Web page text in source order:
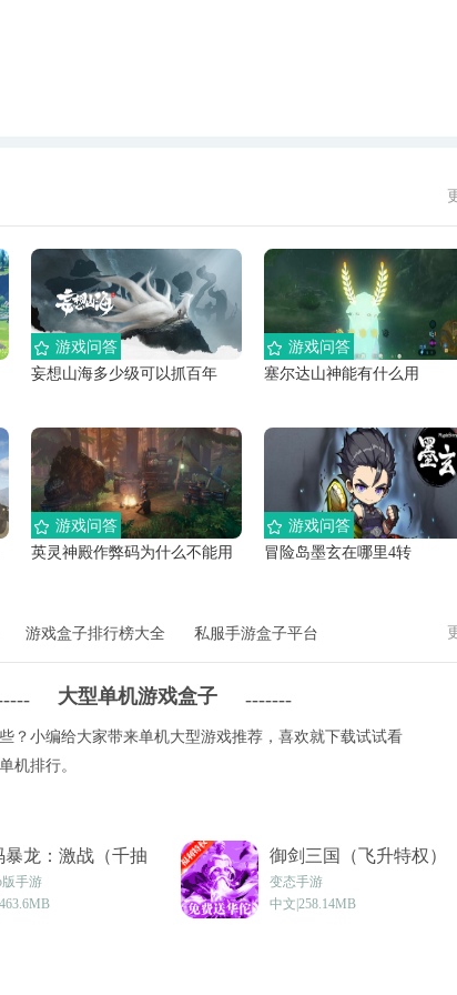
妄想山海多少级可以抓百年
游戏问答
塞尔达山神能有什么用
游戏问答
英灵神殿作弊码为什么不能用
游戏问答
冒险岛墨玄在哪里4转
游戏问答
游戏盒子排行榜大全 私服手游盒子平台
大型单机游戏盒子 -------
？小编给大家带来单机大型游戏推荐，喜欢就下载试试看
机排行。
暴龙：激战（千抽
vsmsbt_1.0.0
手游
御剑三国（飞升特权）
v1.3.5
变态手游
中文|258.14MB